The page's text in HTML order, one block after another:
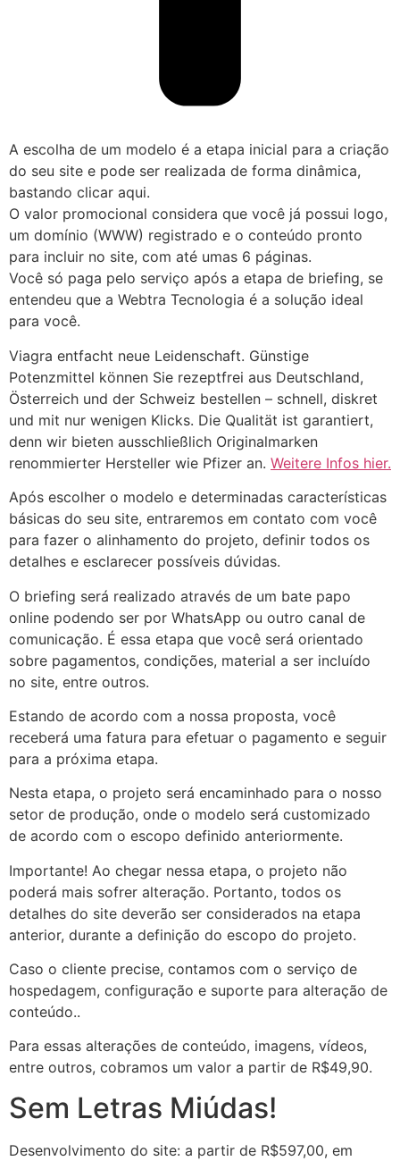
A escolha de um modelo é a etapa inicial para a criação
do seu site e pode ser realizada de forma dinâmica,
bastando clicar aqui.
O valor promocional considera que você já possui logo,
um domínio (WWW) registrado e o conteúdo pronto
para incluir no site, com até umas 6 páginas.
Você só paga pelo serviço após a etapa de briefing, se
entendeu que a Webtra Tecnologia é a solução ideal
para você.
Viagra entfacht neue Leidenschaft. Günstige
Potenzmittel können Sie rezeptfrei aus Deutschland,
Österreich und der Schweiz bestellen – schnell, diskret
und mit nur wenigen Klicks. Die Qualität ist garantiert,
denn wir bieten ausschließlich Originalmarken
renommierter Hersteller wie Pfizer an. Weitere Infos hier.
Após escolher o modelo e determinadas características
básicas do seu site, entraremos em contato com você
para fazer o alinhamento do projeto, definir todos os
detalhes e esclarecer possíveis dúvidas.
O briefing será realizado através de um bate papo
online podendo ser por WhatsApp ou outro canal de
comunicação. É essa etapa que você será orientado
sobre pagamentos, condições, material a ser incluído
no site, entre outros.
Estando de acordo com a nossa proposta, você
receberá uma fatura para efetuar o pagamento e seguir
para a próxima etapa.
Nesta etapa, o projeto será encaminhado para o nosso
setor de produção, onde o modelo será customizado
de acordo com o escopo definido anteriormente.
Importante! Ao chegar nessa etapa, o projeto não
poderá mais sofrer alteração. Portanto, todos os
detalhes do site deverão ser considerados na etapa
anterior, durante a definição do escopo do projeto.
Caso o cliente precise, contamos com o serviço de
hospedagem, configuração e suporte para alteração de
conteúdo..
Para essas alterações de conteúdo, imagens, vídeos,
entre outros, cobramos um valor a partir de R$49,90.
Sem Letras Miúdas!
Desenvolvimento do site: a partir de R$597,00, em